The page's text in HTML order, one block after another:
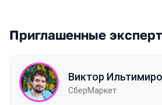
Приглашенные
Виктор
СберМаркет